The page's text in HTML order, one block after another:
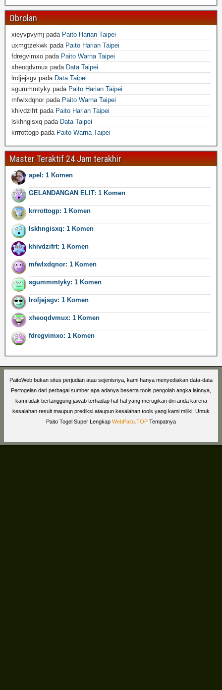
Obrolan
xieyvpvymj pada Paito Harian Taipei
uxmgtzekwk pada Paito Harian Taipei
fdregvimxo pada Paito Warna Taipei
xheoqdvmux pada Data Taipei
lroljejsgv pada Data Taipei
sgummmtyky pada Paito Harian Taipei
mfwlxdqnor pada Paito Warna Taipei
khivdzifrt pada Paito Harian Taipei
lskhngisxq pada Data Taipei
krrrottogp pada Paito Warna Taipei
Master Teraktif 24 Jam terakhir
apel: 1 Komen
GELANDANGAN ELIT: 1 Komen
krrrottogp: 1 Komen
lskhngisxq: 1 Komen
khivdzifrt: 1 Komen
mfwlxdqnor: 1 Komen
sgummmtyky: 1 Komen
lroljejsgv: 1 Komen
xheoqdvmux: 1 Komen
fdregvimxo: 1 Komen
PaitoWeb bukan situs perjudian atau sejenisnya, kami hanya menyediakan data-data
Pertogelan dari perbagai sumber apa adanya beserta tools pengolah angka lainnya,
kami tidak bertanggung jawab terhadap hal-hal yang merugikan diri anda karena
kesalahan result maupun prediksi ataupun kesalahan tools yang kami miliki, Untuk
Paito Togel Super Lengkap WebPaito.TOP Tempatnya